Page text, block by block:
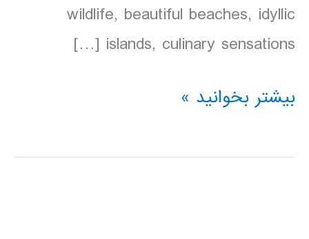
wildlife, beautiful beaches, idyllic
islands, culinary sensations […]
دانلود
Lonely
بیشتر بخوانید »